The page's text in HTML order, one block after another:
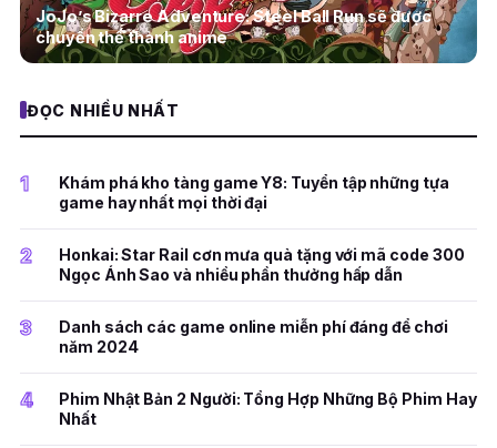
JoJo’s Bizarre Adventure: Steel Ball Run sẽ được
chuyển thể thành anime
ĐỌC NHIỀU NHẤT
1
Khám phá kho tàng game Y8: Tuyển tập những tựa
game hay nhất mọi thời đại
2
Honkai: Star Rail cơn mưa quà tặng với mã code 300
Ngọc Ánh Sao và nhiều phần thưởng hấp dẫn
3
Danh sách các game online miễn phí đáng để chơi
năm 2024
4
Phim Nhật Bản 2 Người: Tổng Hợp Những Bộ Phim Hay
Nhất